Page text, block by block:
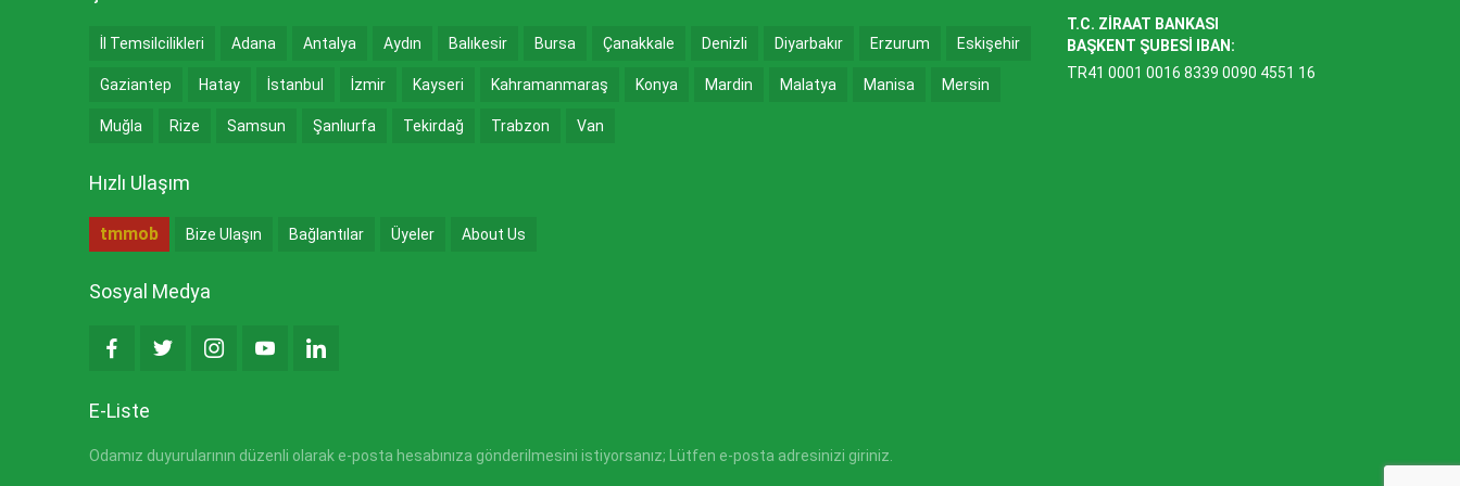
İl Temsilcilikleri Adana Antalya Aydın Balıkesir Bursa Çanakkale Denizli Diyarbakır Erzurum Eskişehir
Gaziantep Hatay İstanbul İzmir Kayseri Kahramanmaraş Konya Mardin Malatya Manisa Mersin
Muğla Rize Samsun Şanlıurfa Tekirdağ Trabzon Van
Hızlı Ulaşım
tmmob Bize Ulaşın Bağlantılar Üyeler About Us
Sosyal Medya
E-Liste
Odamız duyurularının düzenli olarak e-posta hesabınıza gönderilmesini istiyorsanız; Lütfen e-posta adresinizi giriniz.
T.C. ZİRAAT BANKASI
BAŞKENT ŞUBESİ IBAN:
TR41 0001 0016 8339 0090 4551 16